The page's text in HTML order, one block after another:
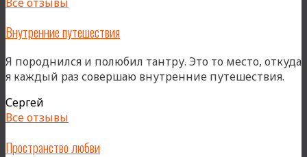
Внутренние путешествия
Я породнился и полюбил тантру. Это то место, откуда
я каждый раз совершаю внутренние путешествия.
Сергей
Все отзывы
Пространство любви